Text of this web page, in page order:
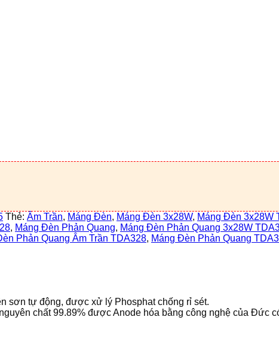
Thẻ: Âm Trần, Máng Đèn, Máng Đèn 3x28W, Máng Đèn 3x28W
, Máng Đèn Phản Quang, Máng Đèn Phản Quang 3x28W
Phản Quang Âm Trần TDA328, Máng Đèn Phản Quang
sơn tự động, được xử lý Phosphat chống rỉ sét.
chất 99.89% được Anode hóa bằng công nghệ của Đức